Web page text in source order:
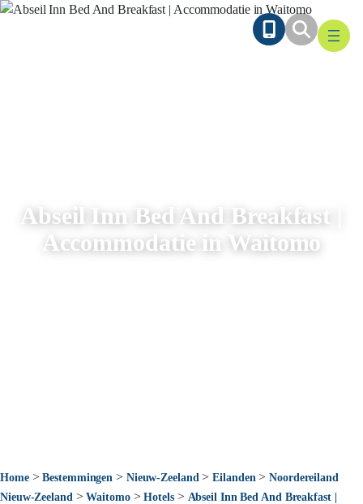
Ga
Abseil Inn Bed And Breakfast |
Accommodatie in Waitomo
Home>Bestemmingen > Nieuw-Zeeland >Eilanden >Noordereiland
Nieuw-Zeeland >Waitomo>Hotels> Abseil Inn Bed And Breakfast |